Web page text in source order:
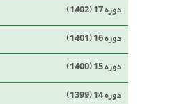
دوره 17 (1402)
دوره 16 (1401)
دوره 15 (1400)
دوره 14 (1399)